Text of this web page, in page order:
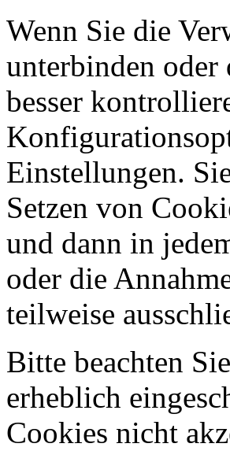
Wenn Sie die
unterbinden
besser
Einstellungen.
Setzen von
und dann in
oder die
teilweise
Bitte beachten
erheblich
Cookies nicht